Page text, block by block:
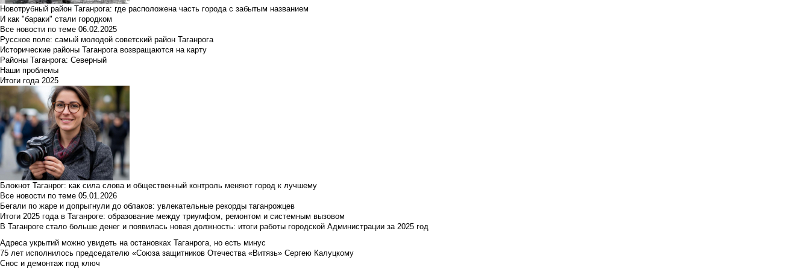
Новотрубный район Таганрога: где расположена часть города с забытым названием
И как "бараки" стали городком
Все новости по теме 06.02.2025
Русское поле: самый молодой советский район Таганрога
Исторические районы Таганрога возвращаются на карту
Районы Таганрога: Северный
Наши проблемы
Итоги года 2025
Блокнот Таганрог: как сила слова и общественный контроль меняют город к лучшему
Все новости по теме 05.01.2026
Бегали по жаре и допрыгнули до облаков: увлекательные рекорды таганрожцев
Итоги 2025 года в Таганроге: образование между триумфом, ремонтом и системным вызовом
В Таганроге стало больше денег и появилась новая должность: итоги работы городской Администрации за 2025 год
Адреса укрытий можно увидеть на остановках Таганрога, но есть минус
75 лет исполнилось председателю «Союза защитников Отечества «Витязь» Сергею Калуцкому
Снос и демонтаж под ключ